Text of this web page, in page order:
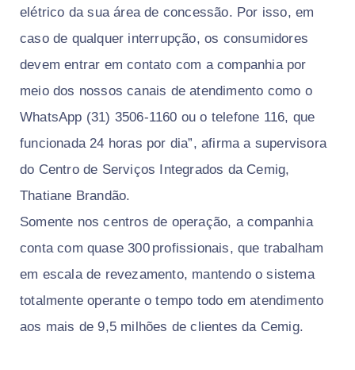
elétrico da sua área de concessão. Por isso, em
caso de qualquer interrupção, os consumidores
devem entrar em contato com a companhia por
meio dos nossos canais de atendimento como o
WhatsApp (31) 3506-1160 ou o telefone 116, que
funcionada 24 horas por dia”, afirma a supervisora
do Centro de Serviços Integrados da Cemig,
Thatiane Brandão.
Somente nos centros de operação, a companhia
conta com quase 300 profissionais, que trabalham
em escala de revezamento, mantendo o sistema
totalmente operante o tempo todo em atendimento
aos mais de 9,5 milhões de clientes da Cemig.